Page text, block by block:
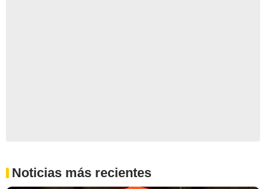
Noticias más recientes